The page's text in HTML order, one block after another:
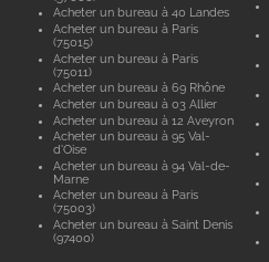
Acheter un bureau à 40 Landes
Acheter un bureau à Paris
(75015)
Acheter un bureau à Paris
(75011)
Acheter un bureau à 69 Rhône
Acheter un bureau à 03 Allier
Acheter un bureau à 12 Aveyron
Acheter un bureau à 95 Val-
d'Oise
Acheter un bureau à 94 Val-de-
Marne
Acheter un bureau à Paris
(75003)
Acheter un bureau à Saint Denis
(97400)